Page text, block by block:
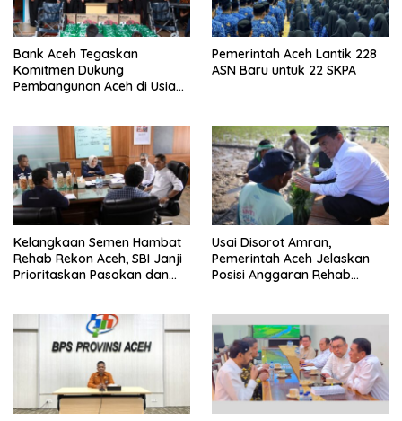
Bank Aceh Tegaskan
Komitmen Dukung
Pembangunan Aceh di Usia
Pemerintah Aceh Lantik 228
ASN Baru untuk 22 SKPA
Kelangkaan Semen Hambat
Rehab Rekon Aceh, SBI Janji
Prioritaskan Pasokan dan
Usai Disorot Amran,
Pemerintah Aceh Jelaskan
Posisi Anggaran Rehab